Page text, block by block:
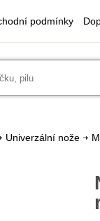
podmínky
Univerzální nože